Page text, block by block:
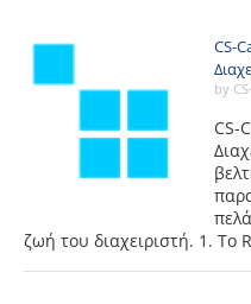
CS-
by
CS-
ζωή του διαχειριστή. 1. To